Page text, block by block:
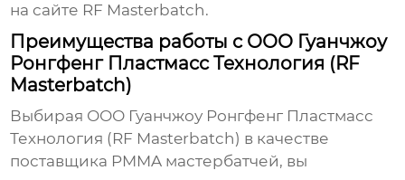
на сайте RF Masterbatch.
Преимущества работы с ООО Гуанчжоу
Ронгфенг Пластмасс Технология (RF
Masterbatch)
Выбирая ООО Гуанчжоу Ронгфенг Пластмасс
Технология (RF Masterbatch) в качестве
поставщика PMMA мастербатчей, вы